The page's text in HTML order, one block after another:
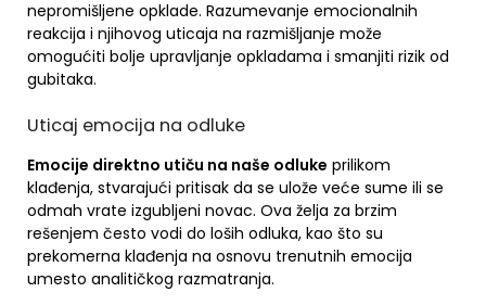
nepromišljene opklade. Razumevanje emocionalnih
reakcija i njihovog uticaja na razmišljanje može
omogućiti bolje upravljanje opkladama i smanjiti rizik od
gubitaka.
Uticaj emocija na odluke
Emocije direktno utiču na naše odluke prilikom
klađenja, stvarajući pritisak da se ulože veće sume ili se
odmah vrate izgubljeni novac. Ova želja za brzim
rešenjem često vodi do loših odluka, kao što su
prekomerna klađenja na osnovu trenutnih emocija
umesto analitičkog razmatranja.